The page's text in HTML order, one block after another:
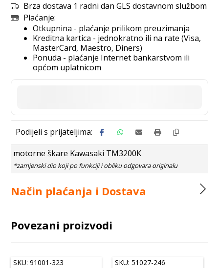
Brza dostava 1 radni dan GLS dostavnom službom
Plaćanje:
Otkupnina - plaćanje prilikom preuzimanja
Kreditna kartica - jednokratno ili na rate (Visa,
MasterCard, Maestro, Diners)
Ponuda - plaćanje Internet bankarstvom ili
općom uplatnicom
motorne škare Kawasaki TM3200K
Način plaćanja i Dostava
Povezani proizvodi
SKU: 91001-323 SKU: 51027-246